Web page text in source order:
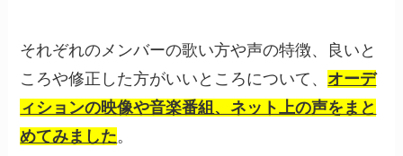
それぞれのメンバーの歌い方や声の特徴、良いと
ころや修正した方がいいところについて、 オーデ
ィションの映像や音楽番組、ネット上の声をまと
めてみました。